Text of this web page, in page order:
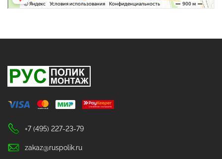
+7 (495) 227-23-79
zakaz@ruspolik.ru